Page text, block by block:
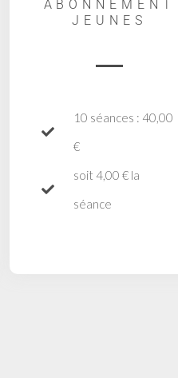
ABONNEMENT
JEUNES
10 séances : 40,00
€
soit 4,00 € la
séance